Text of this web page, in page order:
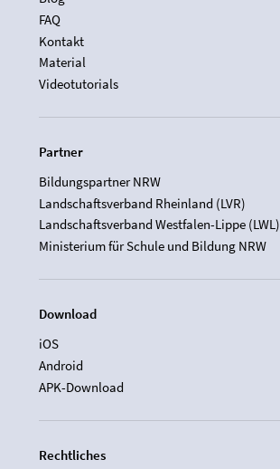
FAQ
Kontakt
Material
Videotutorials
Partner
Bildungspartner NRW
Landschaftsverband Rheinland (LVR)
Landschaftsverband Westfalen-Lippe (LWL)
Ministerium für Schule und Bildung NRW
Download
iOS
Android
APK-Download
Rechtliches